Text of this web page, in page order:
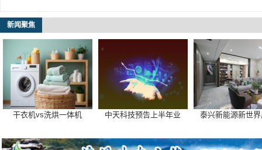
新闻聚焦
干衣机vs洗烘一体机 中天科技预告上半年业 泰兴新能源新世